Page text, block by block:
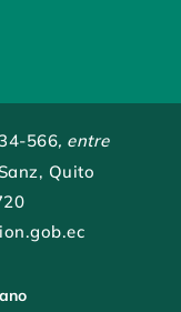
566, entre
Quito